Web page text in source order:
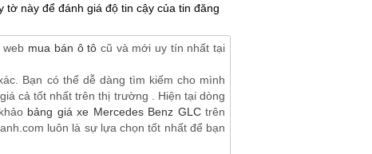
này để đánh giá độ tin cậy của tin đăng
web mua bán ô tô cũ và mới uy tín nhất tại
Bạn có thể dễ dàng tìm kiếm cho mình
cả tốt nhất trên thị trường . Hiện tại dòng
bảng giá xe Mercedes Benz GLCtrên
luôn là sự lựa chọn tốt nhất để bạn